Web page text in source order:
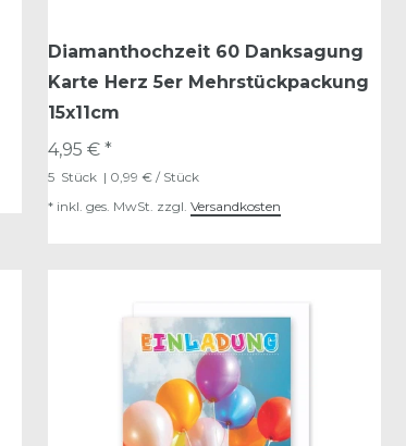
Diamanthochzeit 60 Danksagung
Karte Herz 5er Mehrstückpackung
15x11cm
4,95 € *
5 Stück | 0,99 € / Stück
* inkl. ges. MwSt. zzgl. Versandkosten